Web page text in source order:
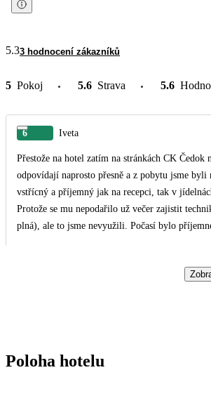
5.33 hodnocení zákazníků
5 Pokoj 5.6 Strava 5.6
6 Iveta
Přestože na hotel zatím na stránkách CK
odpovídají naprosto přesně a z pobytu jsme
vstřícný a příjemný jak na recepci, tak v
Protože se mu nepodařilo už večer zajistit
plná), ale to jsme nevyužili. Počasí bylo
dvoudílná vestavná skříň, jeden stolek, noční
Jídlem jsem byla prostě nadšená :-) Během
Poloha hotelu